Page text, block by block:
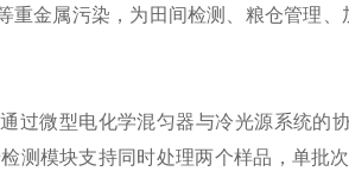
重金属污染，为田间检测、粮仓管理
微型电化学混匀器与冷光源系统的
测模块支持同时处理两个样品，单批